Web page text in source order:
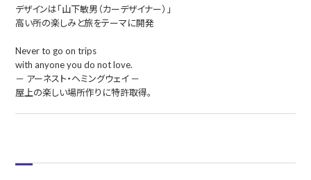
デザインは「山下敏男（カーデザイナー）」
高い所の楽しみと旅をテーマに開発
Never to go on trips
with anyone you do not love.
－ アーネスト・ヘミングウェイ －
屋上の楽しい場所作りに特許取得。